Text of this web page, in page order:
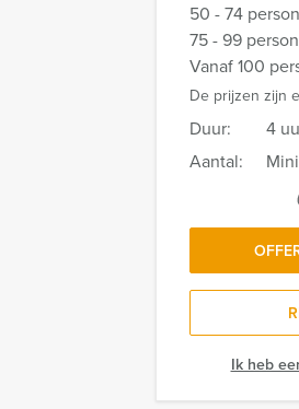
50 - 74
75 - 99
Vanaf 100
De prijzen zijn
Duur:
4
Aantal:
Ik heb